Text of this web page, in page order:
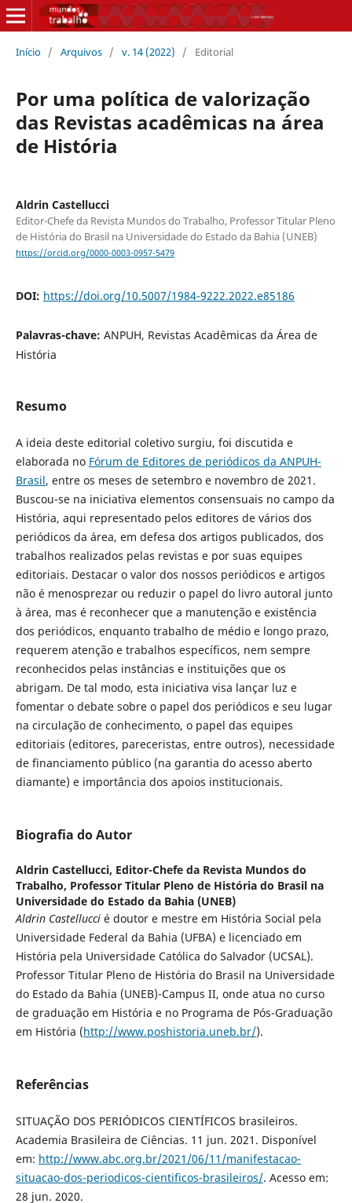
Início / Arquivos / v. 14 (2022) / Editorial
Por uma política de valorização
das Revistas acadêmicas na área
de História
Aldrin Castellucci
Editor-Chefe da Revista Mundos do Trabalho, Professor Titular Pleno
de História do Brasil na Universidade do Estado da Bahia (UNEB)
https://orcid.org/0000-0003-0957-5479
DOI: https://doi.org/10.5007/1984-9222.2022.e85186
Palavras-chave: ANPUH, Revistas Acadêmicas da Área de
História
Resumo
A ideia deste editorial coletivo surgiu, foi discutida e
elaborada no Fórum de Editores de periódicos da ANPUH-
Brasil, entre os meses de setembro e novembro de 2021.
Buscou-se na iniciativa elementos consensuais no campo da
História, aqui representado pelos editores de vários dos
periódicos da área, em defesa dos artigos publicados, dos
trabalhos realizados pelas revistas e por suas equipes
editoriais. Destacar o valor dos nossos periódicos e artigos
não é menosprezar ou reduzir o papel do livro autoral junto
à área, mas é reconhecer que a manutenção e existência
dos periódicos, enquanto trabalho de médio e longo prazo,
requerem atenção e trabalhos específicos, nem sempre
reconhecidos pelas instâncias e instituições que os
abrigam. De tal modo, esta iniciativa visa lançar luz e
fomentar o debate sobre o papel dos periódicos e seu lugar
na circulação de conhecimento, o papel das equipes
editoriais (editores, pareceristas, entre outros), necessidade
de financiamento público (na garantia do acesso aberto
diamante) e importância dos apoios institucionais.
Biografia do Autor
Aldrin Castellucci, Editor-Chefe da Revista Mundos do
Trabalho, Professor Titular Pleno de História do Brasil na
Universidade do Estado da Bahia (UNEB)
Aldrin Castelluccié doutor e mestre em História Social pela
Universidade Federal da Bahia (UFBA) e licenciado em
História pela Universidade Católica do Salvador (UCSAL).
Professor Titular Pleno de História do Brasil na Universidade
do Estado da Bahia (UNEB)-Campus II, onde atua no curso
de graduação em História e no Programa de Pós-Graduação
em História (http://www.poshistoria.uneb.br/).
Referências
SITUAÇÃO DOS PERIÓDICOS CIENTÍFICOS brasileiros.
Academia Brasileira de Ciências. 11 jun. 2021. Disponível
em: http://www.abc.org.br/2021/06/11/manifestacao-
situacao-dos-periodicos-cientificos-brasileiros/. Acesso em:
28 jun. 2020.